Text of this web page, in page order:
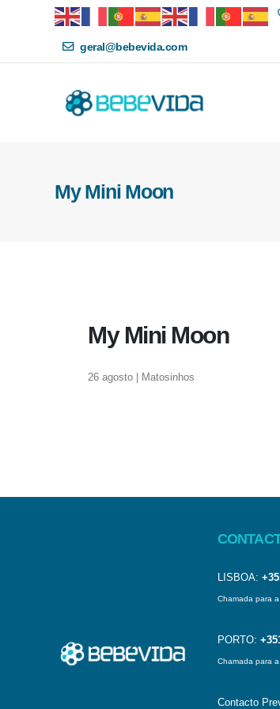
geral@bebevida.com
My Mini Moon
My Mini Moon
26 agosto | Matosinhos
LISBOA:
Chamada para
PORTO:
Chamada para
Contacto